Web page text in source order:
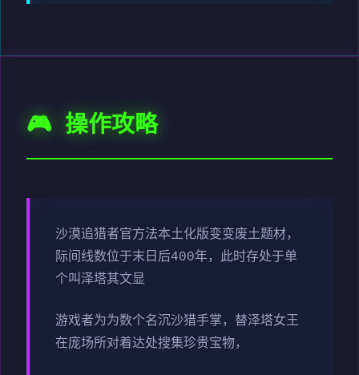
🎮 操作攻略
沙漠追猎者官方法本土化版变变废土题材，
际间线数位于末日后400年，此时存处于单
个叫泽塔其文显
游戏者为为数个名沉沙猎手掌，替泽塔女王
在庞场所对着达处搜集珍贵宝物，